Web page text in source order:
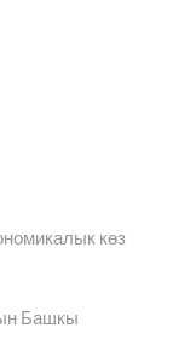
көз
Башкы